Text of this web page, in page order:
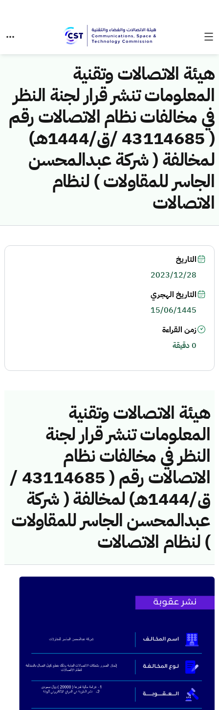
هيئة الاتصالات وتقنية
المعلومات تنشر قرار لجنة النظر
في مخالفات نظام الاتصالات رقم
( 43114685 /ق/1444هـ)
لمخالفة ( شركة عبدالمحسن
الجاسر للمقاولات ) لنظام
الاتصالات
هيئة الاتصالات وتقنية
المعلومات تنشر قرار لجنة
النظر في مخالفات نظام
الاتصالات رقم ( 43114685 /
ق/1444هـ) لمخالفة ( شركة
عبدالمحسن الجاسر للمقاولات
) لنظام الاتصالات
التاريخ
2023/12/28
التاريخ الهجري
15/06/1445
زمن القراءة
0 دقيقة